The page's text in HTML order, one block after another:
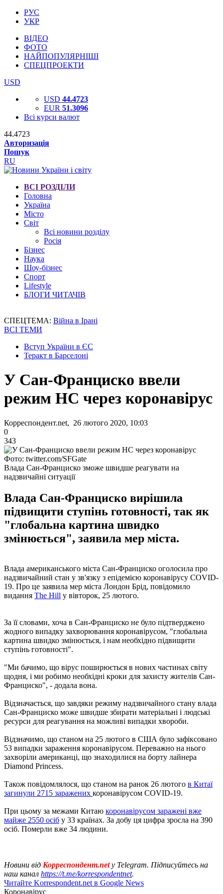
РУС
УКР
ВІДЕО
ФОТО
НАЙПОПУЛЯРНІШІ
СПЕЦПРОЕКТИ
USD
USD 44.4723
EUR 51.3096
Всі курси валют
44.4723
Авторизація
Пошук
RU
ВСІ РОЗДІЛИ
Головна
Україна
Місто
Світ
Всі новини розділу
Росія
Бізнес
Наука
Шоу-бізнес
Спорт
Lifestyle
БЛОГИ ЧИТАЧІВ
СПЕЦТЕМА: Війна в Ірані
ВСІ ТЕМИ
Вступ України в ЄС
Теракт в Барселоні
У Сан-Франциско ввели
режим НС через коронавірус
Корреспондент.net, 26 лютого 2020, 10:03
0
343
Фото: twitter.com/SFGate
Влада Сан-Франциско зможе швидше реагувати на
надзвичайні ситуації
Влада Сан-Франциско вирішила
підвищити ступінь готовності, так як
"глобальна картина швидко
змінюється", заявила мер міста.
Влада американського міста Сан-Франциско оголосила про
надзвичайний стан у зв'язку з епідемією коронавірусу COVID-
19. Про це заявила мер міста Лондон Брід, повідомило
видання The Hill у вівторок, 25 лютого.
За її словами, хоча в Сан-Франциско не було підтверджено
жодного випадку захворювання коронавірусом, "глобальна
картина швидко змінюється, і нам необхідно підвищити
ступінь готовності".
"Ми бачимо, що вірус поширюється в нових частинах світу
щодня, і ми робимо необхідні кроки для захисту жителів Сан-
Франциско", - додала вона.
Відзначається, що завдяки режиму надзвичайного стану влада
Сан-Франциско може швидше збирати матеріальні і людські
ресурси для реагування на можливі випадки хвороби.
Відзначимо, що станом на 25 лютого в США було зафіксовано
53 випадки зараження коронавірусом. Переважно на нього
захворіли американці, що знаходилися на борту лайнера
Diamond Princess.
Також повідомлялося, що станом на ранок 26 лютого в Китаї
загинули 2715 заражених коронавірусом COVID-19.
При цьому за межами Китаю коронавірусом заражені вже
майже 2550 осіб у 33 країнах. За добу ця цифра зросла на 390
осіб. Померли вже 34 людини.
Новини від Корреспондент.net у Telegram. Підписуйтесь на
наш канал https://t.me/korrespondentnet.
Читайте Korrespondent.net в Google News
Коронавірус